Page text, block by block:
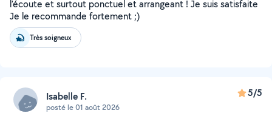
l’écoute et surtout ponctuel et arrangeant ! Je suis satisfaite
Je le recommande fortement ;)
Très soigneux
Isabelle F.
posté le 01 août 2026
5/5